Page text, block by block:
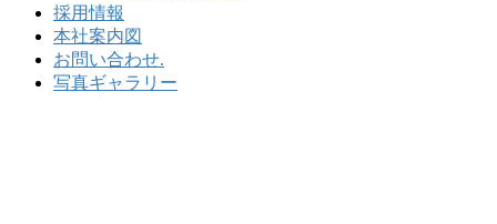
採用情報
本社案内図
お問い合わせ.
写真ギャラリー